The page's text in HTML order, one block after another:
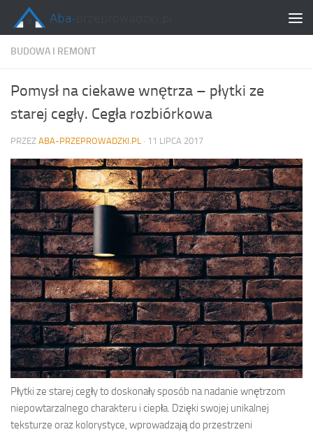
Skip to content
BUDOWA I REMONT
Pomysł na ciekawe wnętrza – płytki ze
starej cegły. Cegła rozbiórkowa
PRZEZ ABA-PRZEPROWADZKI.PL · 11 LIPCA 2017
Płytki ze starej cegły to doskonały sposób na nadanie wnętrzom
niepowtarzalnego charakteru i ciepła. Dzięki swojej unikalnej
teksturze oraz kolorystyce, wprowadzają do przestrzeni